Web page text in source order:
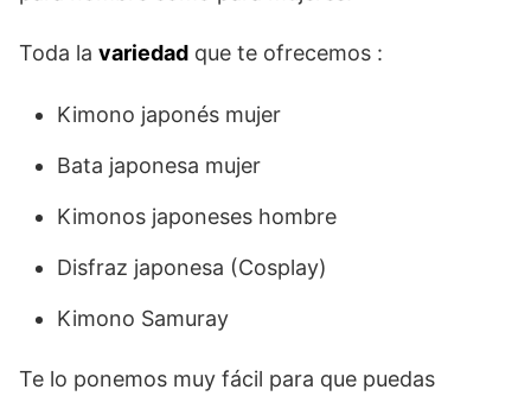
Toda la variedad que te ofrecemos :
Kimono japonés mujer
Bata japonesa mujer
Kimonos japoneses hombre
Disfraz japonesa (Cosplay)
Kimono Samuray
Te lo ponemos muy fácil para que puedas